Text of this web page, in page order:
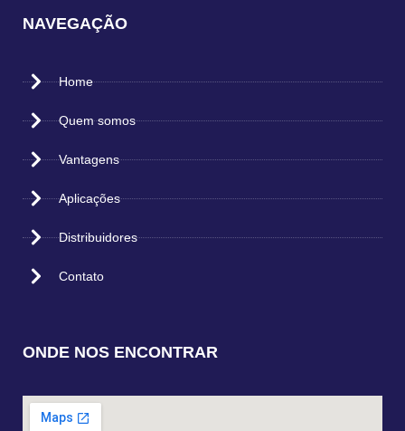
NAVEGAÇÃO
Home
Quem somos
Vantagens
Aplicações
Distribuidores
Contato
ONDE NOS ENCONTRAR